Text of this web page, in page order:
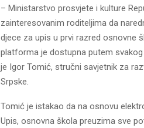
– Ministarstvo prosvjete i kulture
zainteresovanim roditeljima da
djece za upis u prvi razred osnovne
platforma je dostupna putem
je Igor Tomić, stručni savjetnik za
Srpske.
Tomić je istakao da na osnovu
Upis, osnovna škola preuzima sve